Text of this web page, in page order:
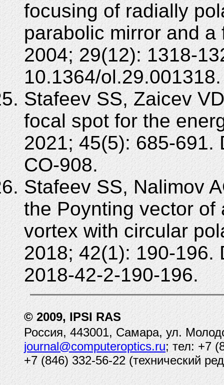
focusing of radially
parabolic mirror and
2004; 29(12): 1318-
10.1364/ol.29.001318.
Stafeev SS, Zaicev
focal spot for the
2021; 45(5): 685-691.
CO-908.
Stafeev SS, Nalimov
the Poynting vector
vortex with circular
2018; 42(1): 190-196.
2018-42-2-190-196.
© 2009, IPSI RAS
Россия, 443001, Самара, ул.
journal@computeroptics.ru; тел: +7
+7 (846) 332-56-22 (технический